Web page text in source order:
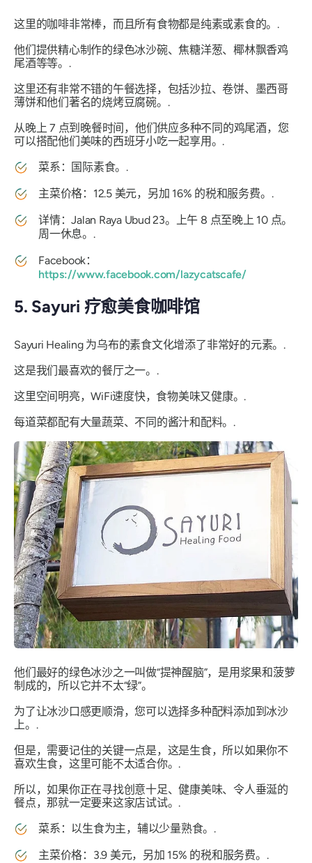
这里的咖啡非常棒，而且所有食物都是纯素或素食的。.
他们提供精心制作的绿色冰沙碗、焦糖洋葱、椰林飘香鸡
尾酒等等。.
这里还有非常不错的午餐选择，包括沙拉、卷饼、墨西哥
薄饼和他们著名的烧烤豆腐碗。.
从晚上 7 点到晚餐时间，他们供应多种不同的鸡尾酒，您
可以搭配他们美味的西班牙小吃一起享用。.
菜系：国际素食。.
主菜价格：12.5 美元，另加 16% 的税和服务费。.
详情：Jalan Raya Ubud 23。上午 8 点至晚上 10 点。
周一休息。.
Facebook：
https://www.facebook.com/lazycatscafe/
5. Sayuri 疗愈美食咖啡馆
Sayuri Healing 为乌布的素食文化增添了非常好的元素。.
这是我们最喜欢的餐厅之一。.
这里空间明亮，WiFi速度快，食物美味又健康。.
每道菜都配有大量蔬菜、不同的酱汁和配料。.
他们最好的绿色冰沙之一叫做“提神醒脑”，是用浆果和菠萝
制成的，所以它并不太“绿”。
为了让冰沙口感更顺滑，您可以选择多种配料添加到冰沙
上。.
但是，需要记住的关键一点是，这是生食，所以如果你不
喜欢生食，这里可能不太适合你。.
所以，如果你正在寻找创意十足、健康美味、令人垂涎的
餐点，那就一定要来这家店试试。.
菜系：以生食为主，辅以少量熟食。.
主菜价格：3.9 美元，另加 15% 的税和服务费。.